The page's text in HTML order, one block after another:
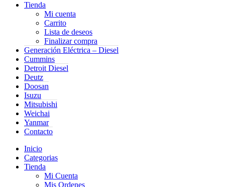
Tienda
Mi cuenta
Carrito
Lista de deseos
Finalizar compra
Generación Eléctrica – Diesel
Cummins
Detroit Diesel
Deutz
Doosan
Isuzu
Mitsubishi
Weichai
Yanmar
Contacto
Inicio
Categorias
Tienda
Mi Cuenta
Mis Ordenes